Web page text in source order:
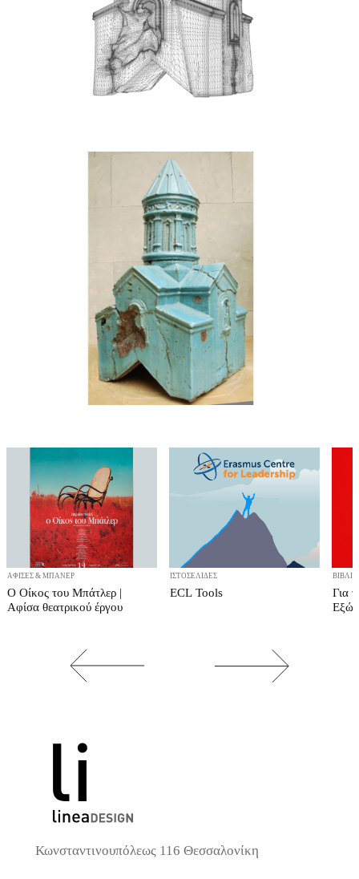
ΑΦΊΣΕΣ & ΜΠΆΝΕΡ
Ο Οίκος του Μπάτλερ |
Αφίσα θεατρικού έργου
ΙΣΤΟΣΕΛΊΔΕΣ
ECL Tools
ΒΙΒΛΊΑ
Για
Κωνσταντινουπόλεως 116 Θεσσαλονίκη